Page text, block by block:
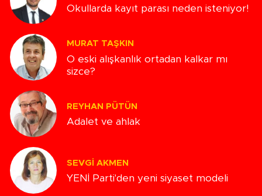
Okullarda kayıt parası neden isteniyor!
MURAT TAŞKIN
O eski alışkanlık ortadan kalkar mı
sizce?
REYHAN PÜTÜN
Adalet ve ahlak
SEVGI AKMEN
YENİ Parti'den yeni siyaset modeli